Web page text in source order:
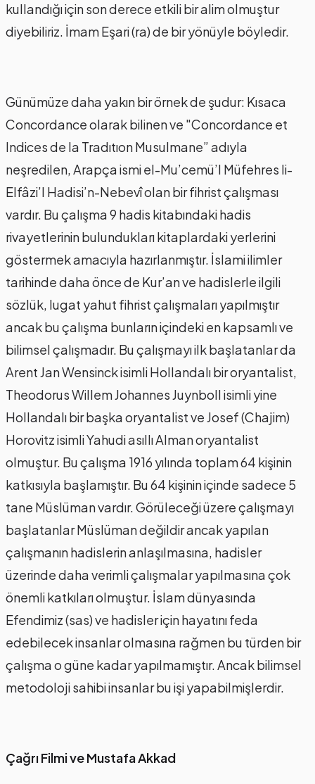
kullandığı için son derece etkili bir alim olmuştur
diyebiliriz. İmam Eşari (ra) de bir yönüyle böyledir.
Günümüze daha yakın bir örnek de şudur: Kısaca
Concordance olarak bilinen ve "Concordance et
Indices de la Tradıtıon Musulmane” adıyla
neşredilen, Arapça ismi el-Mu’cemü’l Müfehres li-
Elfâzi’l Hadisi’n-Nebevî olan bir fihrist çalışması
vardır. Bu çalışma 9 hadis kitabındaki hadis
rivayetlerinin bulundukları kitaplardaki yerlerini
göstermek amacıyla hazırlanmıştır. İslami ilimler
tarihinde daha önce de Kur’an ve hadislerle ilgili
sözlük, lugat yahut fihrist çalışmaları yapılmıştır
ancak bu çalışma bunların içindeki en kapsamlı ve
bilimsel çalışmadır. Bu çalışmayı ilk başlatanlar da
Arent Jan Wensinck isimli Hollandalı bir oryantalist,
Theodorus Willem Johannes Juynboll isimli yine
Hollandalı bir başka oryantalist ve Josef (Chajim)
Horovitz isimli Yahudi asıllı Alman oryantalist
olmuştur. Bu çalışma 1916 yılında toplam 64 kişinin
katkısıyla başlamıştır. Bu 64 kişinin içinde sadece 5
tane Müslüman vardır. Görüleceği üzere çalışmayı
başlatanlar Müslüman değildir ancak yapılan
çalışmanın hadislerin anlaşılmasına, hadisler
üzerinde daha verimli çalışmalar yapılmasına çok
önemli katkıları olmuştur. İslam dünyasında
Efendimiz (sas) ve hadisler için hayatını feda
edebilecek insanlar olmasına rağmen bu türden bir
çalışma o güne kadar yapılmamıştır. Ancak bilimsel
metodoloji sahibi insanlar bu işi yapabilmişlerdir.
Çağrı Filmi ve Mustafa Akkad